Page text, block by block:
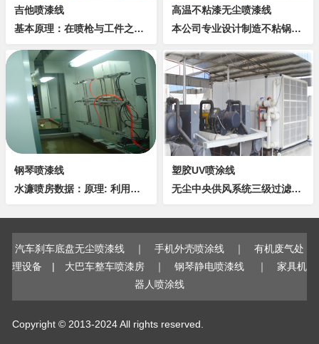
吉他喷漆线
基本原理：在喷枪与工件之间形成一个高压电晕放电电场，当粉末粒子由喷枪口喷出经过放电区时，便补集了大量的电子，成为带负电的微粒，在静电吸引的作用下，被吸附到带正电荷的工件上去。当粉末附着到一定厚度时，则会发生“同性相斥”的作用，不能再吸附，从...
高温不粘漆无尘喷漆线
本公司专业设计制造不粘锅高温喷涂线、不粘锅特氟龙高温烘烤线、不粘锅（煲）高温搪瓷烘烤线，产能及详细规格根据客户要求设计制造。适用于家电、五金、塑胶、灯饰、汽配、休闲用品、防盗门、办公用品等各行制造业。打砂前处理工艺流程上件 → 避水区 →...
钢琴喷漆线
水濂喷房数据：原理: 利用马达风轮带动产生一定量的抽气, 使喷枪喷出之油(非工作表面的)同喷咀喷出之水混合于水池中. 功能:1.隔挡飞出工件之油漆粒子扩散于外界而污染环境. 2.能将污染物集中于局部位置, 即在水濂房...
塑胶UV喷涂线
无尘中央供风系统三级过滤万级精度恒温恒湿UV烤炉UV灯管罩采用不锈钢反光板制作主要组件大部份采用名牌配件侧易开式检视门,铝型材门框UV灯及控制系统,美国进口灯管UV灯管使用寿命长达—— 1000小时...
汽车刹车底盘无尘喷漆线 ｜ 手机外壳喷涂线 ｜ 有机废气处
理设备 | 大巴车整车喷漆房 ｜ 钢琴静电喷漆线 ｜ 家具机
器人喷涂线
Copyright © 2013-2024 All rights reserved.